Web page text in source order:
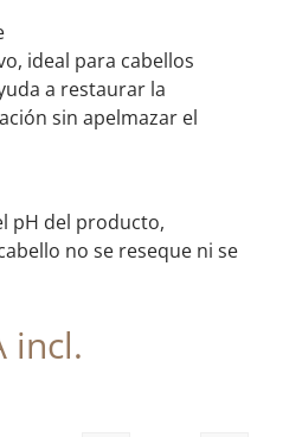
ideal para cabellos
a restaurar la
sin apelmazar el
pH del producto,
no se reseque ni se
incl.